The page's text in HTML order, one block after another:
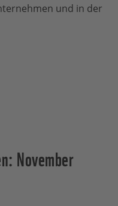
und in der
November